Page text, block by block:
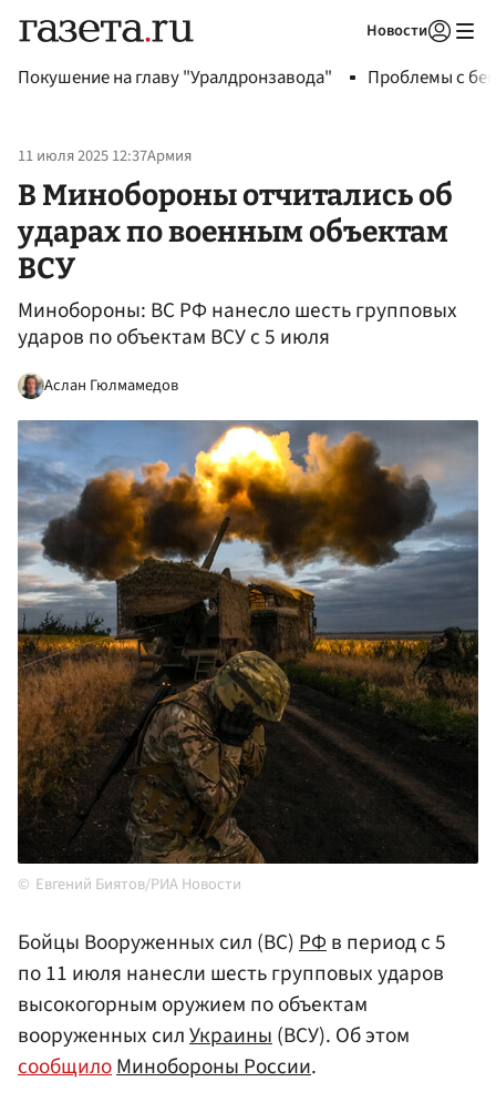
Новости
Покушение на главу "Уралдронзавода" Проблемы с
11 июля 2025 12:37Армия
В Минобороны отчитались об
ударах по военным объектам
ВСУ
Минобороны: ВС РФ нанесло шесть групповых
ударов по объектам ВСУ с 5 июля
Аслан Гюлмамедов
Евгений Биятов/РИА Новости
Бойцы Вооруженных сил (ВС)РФв период с 5
по 11 июля нанесли шесть групповых ударов
высокогорным оружием по объектам
вооруженных силУкраины(ВСУ). Об этом
сообщилоМинобороны России.